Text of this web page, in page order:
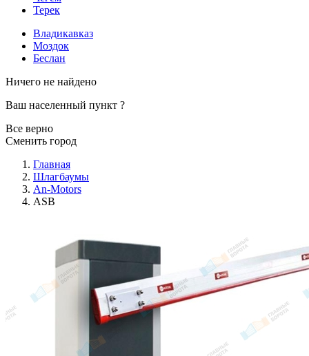
Терек
Владикавказ
Моздок
Беслан
Ничего не найдено
Ваш населенный пункт ?
Все верно
Сменить город
Главная
Шлагбаумы
An-Motors
ASB